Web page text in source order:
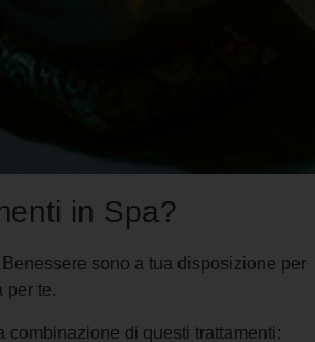
in Spa?
sono a tua disposizione per
per te.
combinazione di questi trattamenti: